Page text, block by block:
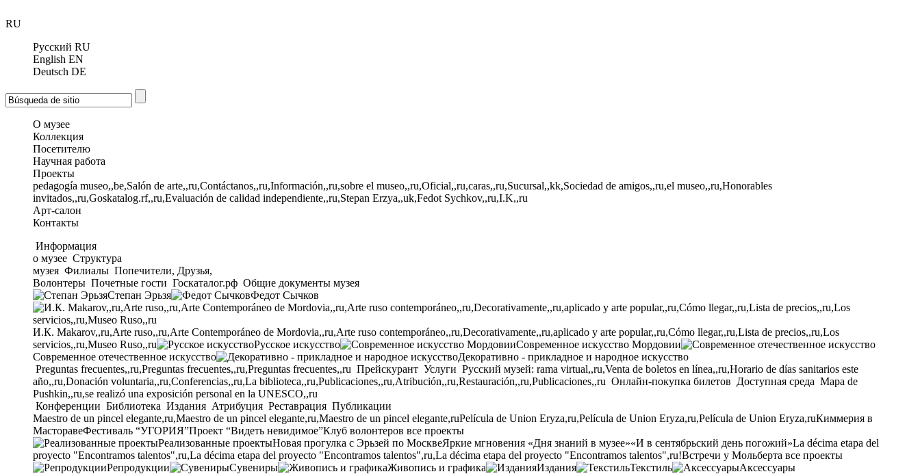
RU
Русский RU
English EN
Deutsch DE
О музее
Коллекция
Посетителю
Научная работа
Проекты
pedagogía museo,,be,Salón de arte,,ru,Contáctanos,,ru,Información,,ru,sobre el museo,,ru,Oficial,,ru,caras,,ru,Sucursal,,kk,Sociedad de amigos,,ru,el museo,,ru,Honorables
invitados,,ru,Goskatalog.rf,,ru,Evaluación de calidad independiente,,ru,Stepan Erzya,,uk,Fedot Sychkov,,ru,I.K,,ru
Арт-салон
Контакты
Информация
о музее Структура
музея Филиалы Попечители, Друзья,
Волонтеры Почетные гости Госкаталог.рф Общие документы музея
Степан Эрьзя
Федот Сычков
И.К. Makarov,,ru,Arte ruso,,ru,Arte Contemporáneo de Mordovia,,ru,Arte ruso contemporáneo,,ru,Decorativamente,,ru,aplicado y arte popular,,ru,Cómo llegar,,ru,Lista de precios,,ru,Los
servicios,,ru,Museo Ruso,,ru
Русское искусство
Современное искусство Мордовии
Современное отечественное искусство
Декоративно - прикладное и народное искусство
Preguntas frecuentes,,ru,Preguntas frecuentes,,ru,Preguntas frecuentes,,ru Прейскурант Услуги Русский музей: rama virtual,,ru,Venta de boletos en línea,,ru,Horario de días sanitarios este
año,,ru,Donación voluntaria,,ru,Conferencias,,ru,La biblioteca,,ru,Publicaciones,,ru,Atribución,,ru,Restauración,,ru,Publicaciones,,ru Онлайн-покупка билетов Доступная среда Mapa de
Pushkin,,ru,se realizó una exposición personal en la UNESCO,,ru
Конференции Библиотека Издания Атрибуция Реставрация Публикации
Maestro de un pincel elegante,ru,Maestro de un pincel elegante,ru,Maestro de un pincel elegante,ruPelícula de Union Eryza,ru,Película de Union Eryza,ru,Película de Union Eryza,ruКиммерия в
МасторавеФестиваль “УГОРИЯ”Проект “Видеть невидимое”Клуб волонтеров все проекты
Реализованные проектыНовая прогулка с Эрьзей по МосквеЯркие мгновения «Дня знаний в музее»«И в сентябрьский день погожий»La décima etapa del
proyecto "Encontramos talentos",ru,La décima etapa del proyecto "Encontramos talentos",ru,La décima etapa del proyecto "Encontramos talentos",ru!Встречи у Мольберта все проекты
Репродукции
Сувениры Живопись и графика Издания Текстиль Аксессуары